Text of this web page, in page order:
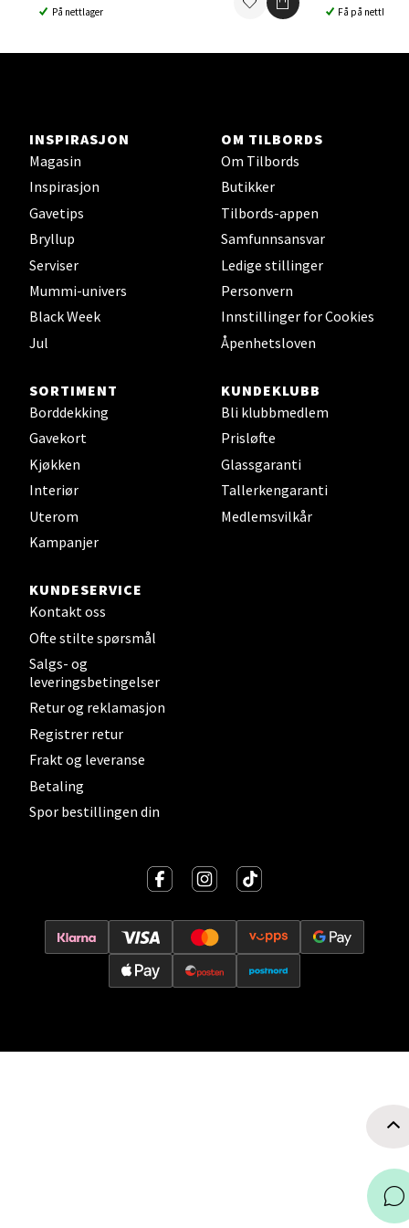
På nettlager Få på nettlager
INSPIRASJON
Magasin
Inspirasjon
Gavetips
Bryllup
Serviser
Mummi-univers
Black Week
Jul
OM TILBORDS
Om Tilbords
Butikker
Tilbords-appen
Samfunnsansvar
Ledige stillinger
Personvern
Innstillinger for Cookies
Åpenhetsloven
SORTIMENT
Borddekking
Gavekort
Kjøkken
Interiør
Uterom
Kampanjer
KUNDEKLUBB
Bli klubbmedlem
Prisløfte
Glassgaranti
Tallerkengaranti
Medlemsvilkår
KUNDESERVICE
Kontakt oss
Ofte stilte spørsmål
Salgs- og
leveringsbetingelser
Retur og reklamasjon
Registrer retur
Frakt og leveranse
Betaling
Spor bestillingen din
Sortland - Sortland Storsenter
Strangata 26, 8400 Sortland
Velg
Steinkjer - Thon Senter Steinkjer
Sjøfartsgata 2, 7714 Steinkjer
0 i butikk
Leirvik - Stord
Torgbakken 2, 5401 Stord
Åpent i dag 10-15
Oslo - Thon Senter Storo